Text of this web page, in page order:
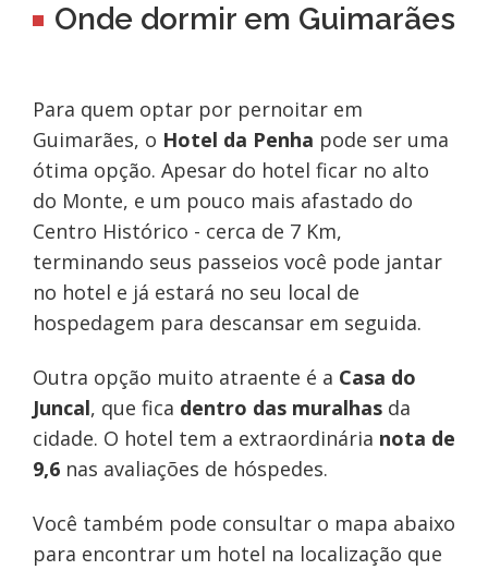
Onde dormir em Guimarães
Para quem optar por pernoitar em
Guimarães, o Hotel da Penha pode ser uma
ótima opção. Apesar do hotel ficar no alto
do Monte, e um pouco mais afastado do
Centro Histórico - cerca de 7 Km,
terminando seus passeios você pode jantar
no hotel e já estará no seu local de
hospedagem para descansar em seguida.
Outra opção muito atraente é a Casa do
Juncal, que fica dentro das muralhasda
cidade. O hotel tem a extraordinária nota de
9,6nas avaliações de hóspedes.
Você também pode consultar o mapa abaixo
para encontrar um hotel na localização que